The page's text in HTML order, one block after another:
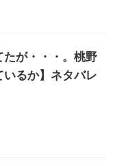
たが・・・。桃野
るか】ネタバレ